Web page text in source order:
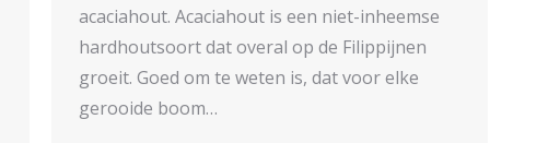
acaciahout. Acaciahout is een niet-inheemse
hardhoutsoort dat overal op de Filippijnen
groeit. Goed om te weten is, dat voor elke
gerooide boom…